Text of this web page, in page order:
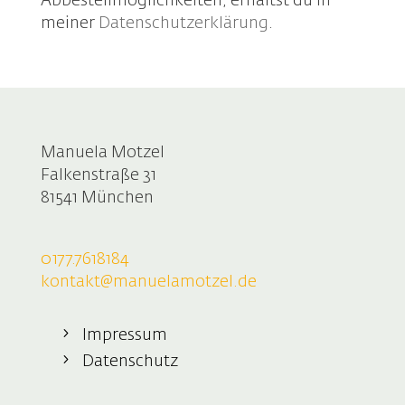
meiner Datenschutzerklärung .
Manuela Motzel
Falkenstraße 31
81541 München
0177.7618184
kontakt@manuelamotzel.de
Impressum
Datenschutz